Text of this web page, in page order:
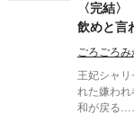
〈完結
飲めと言
ごろごろみ
王妃シャ
れた嫌わ
和が戻る